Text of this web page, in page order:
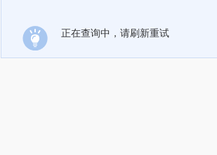
正在查询中，请刷新重试